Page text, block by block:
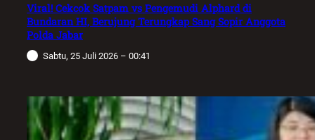
Viral! Cekcok Satpam vs Pengemudi Alphard di
Bundaran HI, Berujung Terungkap Sang Sopir Anggota
Polda Jabar
Sabtu, 25 Juli 2026 – 00:41